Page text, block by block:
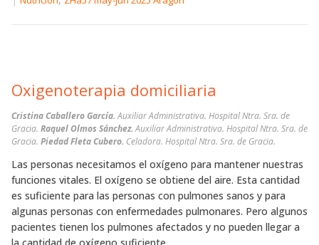
Oxigenoterapia domiciliaria
Cristina Caballero García.Auxiliar Administrativa. Hospital Ntra. Sra. de
Gracia. Raquel Olmos Sánchez.Auxiliar Administrativa. Hospital Ntra. Sra. de
Gracia. Piedad Fleta Cubero. Celadora. Hospital Ntra. Sra. de Gracia.
Las personas necesitamos el oxígeno para mantener nuestras
funciones vitales. El oxígeno se obtiene del aire. Esta cantidad
es suficiente para las personas con pulmones sanos y para
algunas personas con enfermedades pulmonares. Pero algunos
pacientes tienen los pulmones afectados y no pueden llegar a